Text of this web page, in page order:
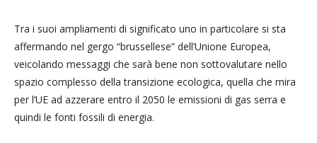
Tra i suoi ampliamenti di significato uno in particolare si sta
affermando nel gergo “brussellese” dell’Unione Europea,
veicolando messaggi che sarà bene non sottovalutare nello
spazio complesso della transizione ecologica, quella che mira
per l’UE ad azzerare entro il 2050 le emissioni di gas serra e
quindi le fonti fossili di energia.